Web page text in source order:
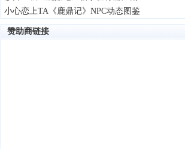
小心恋上TA《鹿鼎记》NPC动态图鉴
赞助商链接